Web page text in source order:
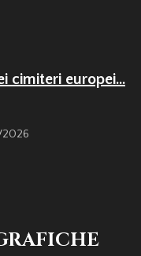
cimiteri europei...